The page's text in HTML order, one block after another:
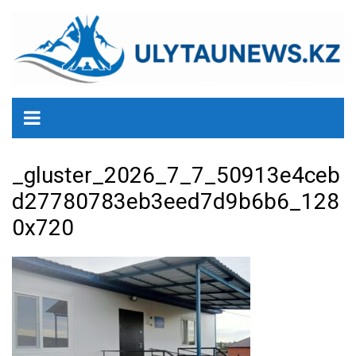
содержанию
_gluster_2026_7_7_50913e4ceb
d27780783eb3eed7d9b6b6_128
0x720